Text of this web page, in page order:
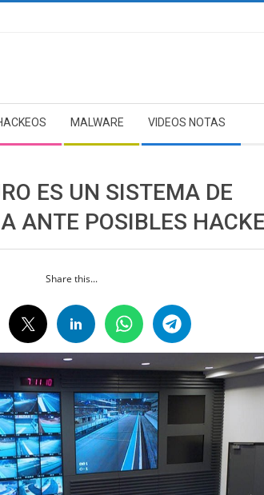
MALWARE VIDEOS NOTAS
ES UN SISTEMA DE
ANTE POSIBLES
Share this...